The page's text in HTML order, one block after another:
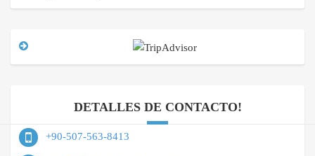
DETALLES DE CONTACTO!
+90-507-563-8413